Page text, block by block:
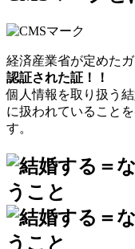
経済産業省が定めた
認証された証！！
個人情報を取り扱う
に扱われていること
す。